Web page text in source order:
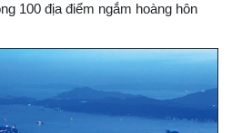
100 địa điểm ngắm hoàng hôn